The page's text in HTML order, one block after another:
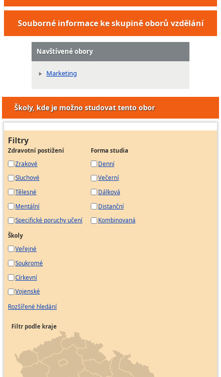
Souborné informace ke skupině oborů vzdělání
Navštívené obory
Marketing
Školy, kde je možno studovat tento obor
Filtry
Zdravotní postižení
Zrakové
Sluchové
Tělesné
Mentální
Specifické poruchy učení
Forma studia
Denní
Večerní
Dálková
Distanční
Kombinovaná
Školy
Veřejné
Soukromé
Církevní
Vojenské
Rozšířené hledání
Filtr podle kraje